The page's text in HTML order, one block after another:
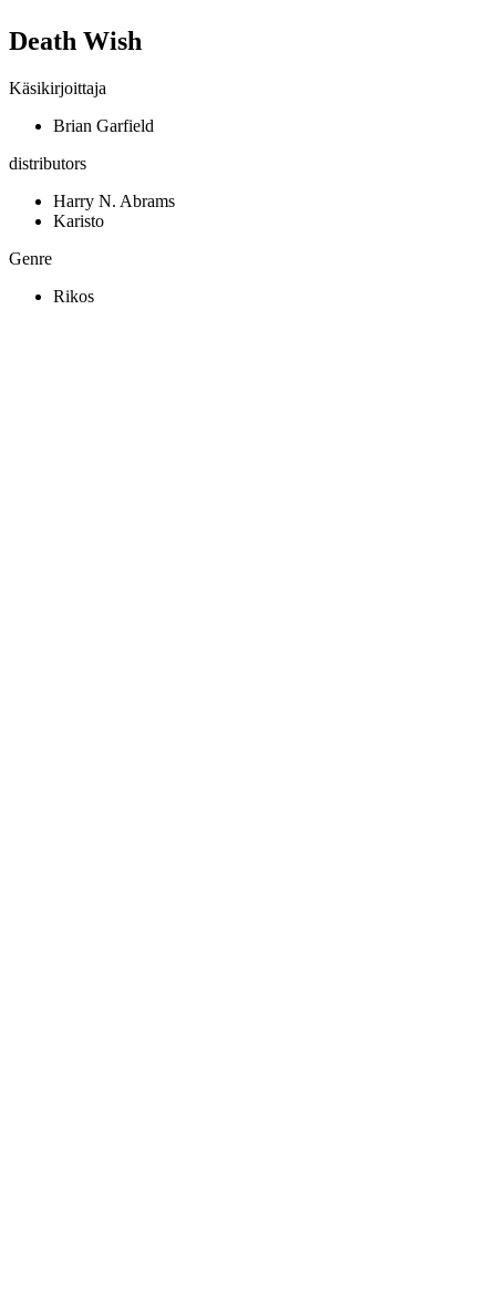
Death Wish
Käsikirjoittaja
Brian Garfield
distributors
Harry N. Abrams
Karisto
Genre
Rikos